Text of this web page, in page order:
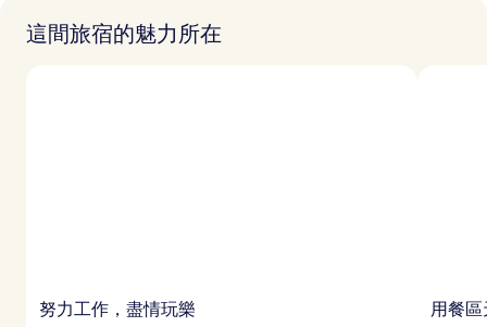
這間旅宿的魅力所在
努力工作，盡情玩樂 用餐